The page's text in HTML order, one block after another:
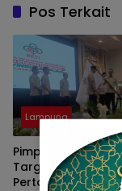
Pos Terkait
Lampung
Pimpin HKTI
Targetkan
Pertanian